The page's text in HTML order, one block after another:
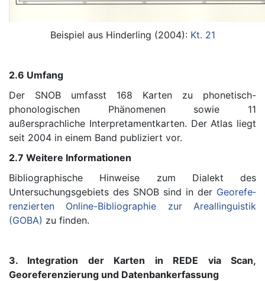
Beispiel aus Hinderling (2004): Kt. 21
2.6 Umfang
Der SNOB umfasst 168 Karten zu phonetisch-
phonologischen Phänomenen sowie 11
außersprachliche Interpretamentkarten. Der Atlas liegt
seit 2004 in einem Band publiziert vor.
2.7 Weitere Informationen
Bibliographische Hinweise zum Dialekt des
Untersuchungsgebiets des SNOB sind in der Geo­re­fe­
ren­zierten Online-Bibliographie zur Areallinguistik
(GOBA) zu finden.
3. Integration der Karten in REDE via Scan,
Georeferenzierung und Datenbankerfassung